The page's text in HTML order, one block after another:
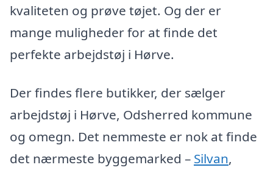
kvaliteten og prøve tøjet. Og der er
mange muligheder for at finde det
perfekte arbejdstøj i Hørve.
Der findes flere butikker, der sælger
arbejdstøj i Hørve, Odsherred kommune
og omegn. Det nemmeste er nok at finde
det nærmeste byggemarked – Silvan,